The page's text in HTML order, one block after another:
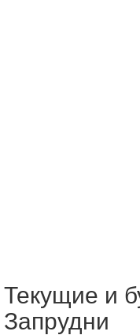
Текущие и
Запрудни